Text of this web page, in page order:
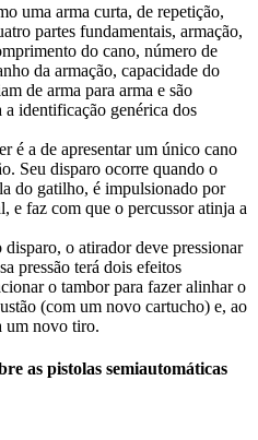
uma arma curta, de repetição,
partes fundamentais, armação,
do cano, número de
da armação, capacidade do
de arma para arma e são
a identificação genérica dos
é a de apresentar um único cano
Seu disparo ocorre quando o
do gatilho, é impulsionado por
e faz com que o percussor atinja a
o atirador deve pressionar
pressão terá dois efeitos
o tambor para fazer alinhar o
(com um novo cartucho) e, ao
um novo tiro.
as pistolas semiautomáticas